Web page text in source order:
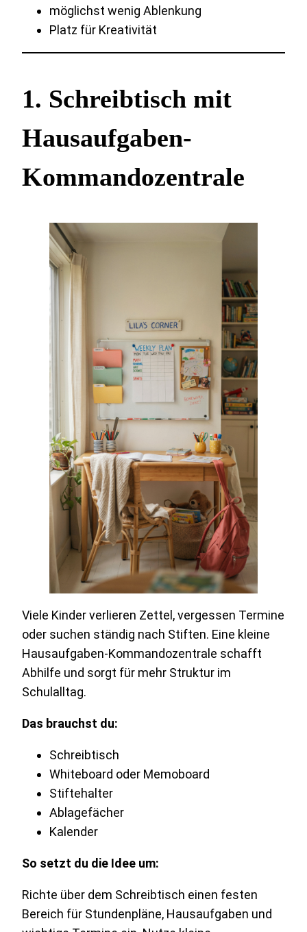
möglichst wenig Ablenkung
Platz für Kreativität
1. Schreibtisch mit
Hausaufgaben-
Kommandozentrale
Viele Kinder verlieren Zettel, vergessen Termine
oder suchen ständig nach Stiften. Eine kleine
Hausaufgaben-Kommandozentrale schafft
Abhilfe und sorgt für mehr Struktur im
Schulalltag.
Das brauchst du:
Schreibtisch
Whiteboard oder Memoboard
Stiftehalter
Ablagefächer
Kalender
So setzt du die Idee um:
Richte über dem Schreibtisch einen festen
Bereich für Stundenpläne, Hausaufgaben und